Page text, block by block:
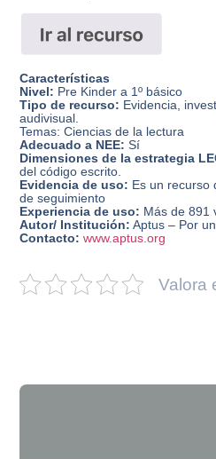
Características
Nivel: Pre Kinder a 1º básico
Tipo de recurso: Evidencia,
audivisual.
Temas: Ciencias de la lectura
Adecuado a NEE: Sí
Dimensiones de la estrategia
del código escrito.
Evidencia de uso: Es un recurso
de seguimiento
Experiencia de uso: Más de 891
Autor/ Institución: Aptus – Por
Contacto: www.aptus.org
Valora